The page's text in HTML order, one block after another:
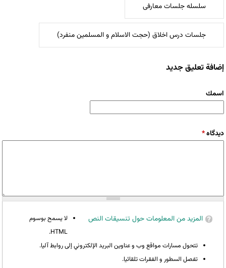
سلسله جلسات معارفی
جلسات درس اخلاق (حجت الاسلام و المسلمین منفرد)
إضافة تعليق جديد
‏اسمك ‏
‏دیدگاه ‏*
المزيد من المعلومات حول تنسيقات النص
لا يسمح بوسوم
HTML.
تتحول مسارات مواقع وب و عناوين البريد الإلكتروني إلى روابط آليا.
تفصل السطور و الفقرات تلقائيا.